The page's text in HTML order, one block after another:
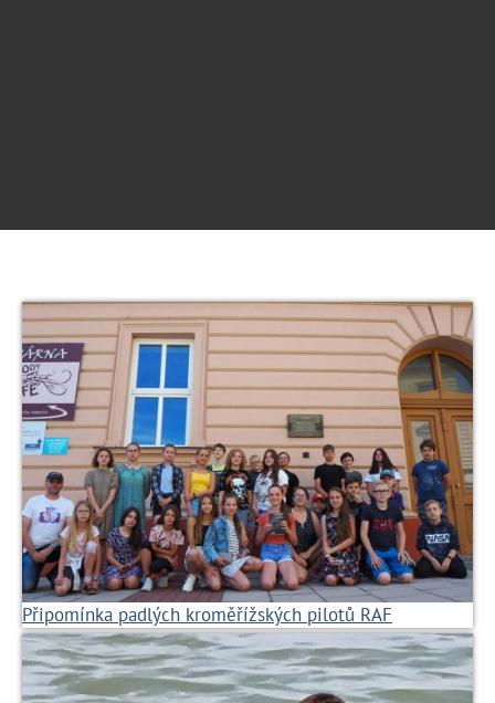
Připomínka padlých kroměřížských pilotů RAF